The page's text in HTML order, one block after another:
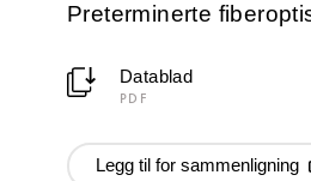
Preterminerte
Datablad
PDF
Legg til for sammenligning